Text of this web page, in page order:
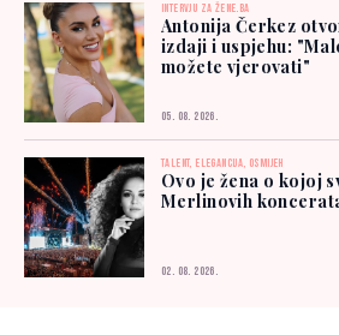
INTERVJU ZA ŽENE.BA
Antonija Čerkez
izdaji i uspjehu:
možete vjerovati"
05. 08. 2026.
TALENT, ELEGANCIJA, OSMIJEH
Ovo je žena o kojoj
Merlinovih
02. 08. 2026.